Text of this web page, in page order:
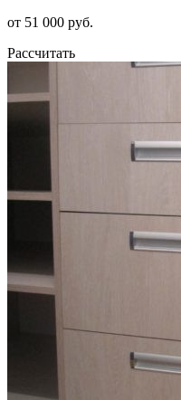
от 51 000 руб.
Рассчитать